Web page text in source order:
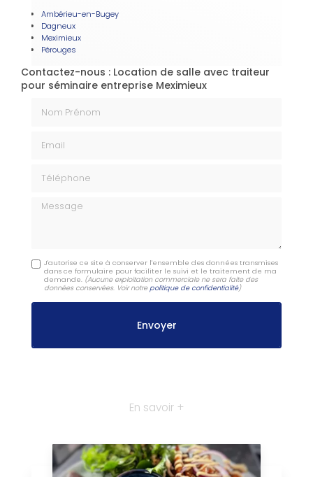
Ambérieu-en-Bugey
Dagneux
Meximieux
Pérouges
Contactez-nous : Location de salle avec traiteur
pour séminaire entreprise Meximieux
Message
J'autorise ce site à conserver l'ensemble des données transmises
dans ce formulaire pour faciliter le suivi et le traitement de ma
demande. (Aucune exploitation commerciale ne sera faite des
données conservées. Voir notrepolitique de confidentialité)
En savoir +